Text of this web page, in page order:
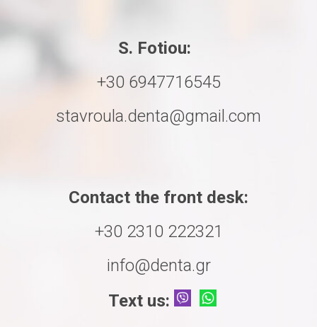
S. Fotiou:
+30 6947716545
stavroula.denta@gmail.com
Contact the front desk:
+30 2310 222321
info@denta.gr
Text us: